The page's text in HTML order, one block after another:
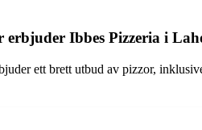
Ibbes Pizzeria i
ett brett utbud av pizzor,